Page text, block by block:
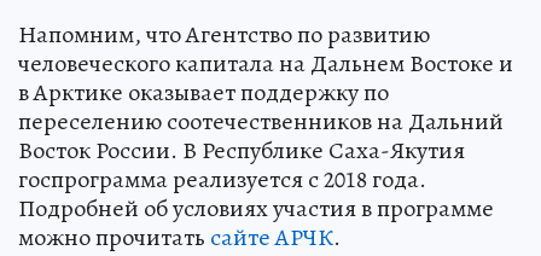
Напомним, что Агентство по развитию
человеческого капитала на Дальнем Востоке и
в Арктике оказывает поддержку по
переселению соотечественников на Дальний
Восток России. В Республике Саха-Якутия
госпрограмма реализуется с 2018 года.
Подробней об условиях участия в программе
можно прочитать сайте АРЧК.